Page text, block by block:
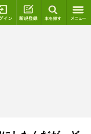
ログイン 新規登録